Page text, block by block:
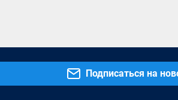
Подписаться на